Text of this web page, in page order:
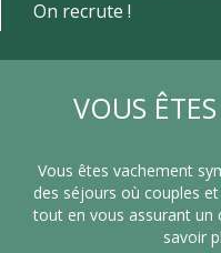
On recrute !
VOUS
Vous êtes vachement
des séjours où couples
tout en vous assurant un
savoir